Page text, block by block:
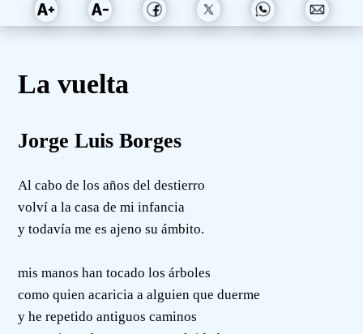
La vuelta
Jorge Luis Borges
Al cabo de los años del destierro
volví a la casa de mi infancia
y todavía me es ajeno su ámbito.
mis manos han tocado los árboles
como quien acaricia a alguien que duerme
y he repetido antiguos caminos